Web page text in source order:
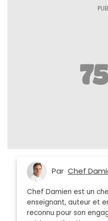
Par Chef
Chef Damien est un
enseignant, auteur et
reconnu pour son